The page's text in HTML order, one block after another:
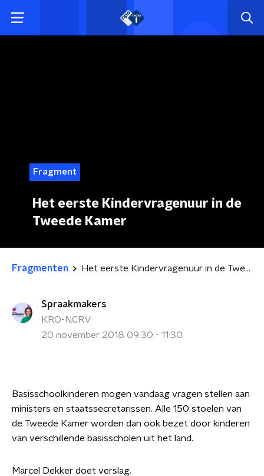
Fragment
Het eerste Kindervragenuur in de
Tweede Kamer
Fragmenten Het eerste Kindervragenuur in de Tweede Kamer
Spraakmakers
KRO-NCRV
20 november 2018 09:30 - 11:30
Basisschoolkinderen mogen vandaag vragen stellen aan
ministers en staatssecretarissen. Alle 150 stoelen van
de Tweede Kamer worden dan ook bezet door kinderen
van verschillende basisscholen uit het land.
Marcel Dekker doet verslag.